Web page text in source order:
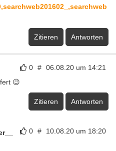
Zitieren Antworten
0 # 06.08.20 um 14:21
😉
Zitieren Antworten
0 # 10.08.20 um 18:20